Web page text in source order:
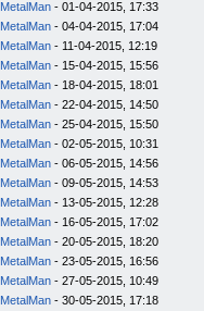
MetalMan - 01-04-2015, 17:33
MetalMan - 04-04-2015, 17:04
MetalMan - 11-04-2015, 12:19
MetalMan - 15-04-2015, 15:56
MetalMan - 18-04-2015, 18:01
MetalMan - 22-04-2015, 14:50
MetalMan - 25-04-2015, 15:50
MetalMan - 02-05-2015, 10:31
MetalMan - 06-05-2015, 14:56
MetalMan - 09-05-2015, 14:53
MetalMan - 13-05-2015, 12:28
MetalMan - 16-05-2015, 17:02
MetalMan - 20-05-2015, 18:20
MetalMan - 23-05-2015, 16:56
MetalMan - 27-05-2015, 10:49
MetalMan - 30-05-2015, 17:18